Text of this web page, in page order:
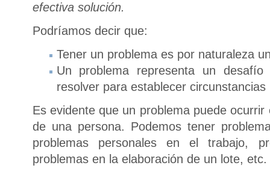
efectiva solución.
Podríamos decir que:
Tener un problema es por naturaleza
Un problema representa un
resolver para establecer
Es evidente que un problema puede
de una persona. Podemos tener
problemas personales en el trabajo,
problemas en la elaboración de un lote, etc.